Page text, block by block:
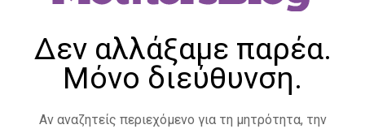
Δεν αλλάξαμε παρέα.
Μόνο διεύθυνση.
Αν αναζητείς περιεχόμενο για τη μητρότητα, την